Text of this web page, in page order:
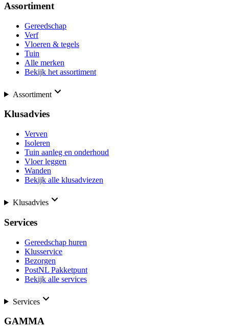
Assortiment
Gereedschap
Verf
Vloeren & tegels
Tuin
Alle merken
Bekijk het assortiment
Assortiment
Klusadvies
Verven
Isoleren
Tuin aanleg en onderhoud
Vloer leggen
Wanden
Bekijk alle klusadviezen
Klusadvies
Services
Gereedschap huren
Klusservice
Bezorgen
PostNL Pakketpunt
Bekijk alle services
Services
GAMMA